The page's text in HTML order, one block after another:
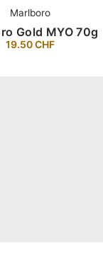
Marlboro
Gold MYO 70g
19.50CHF